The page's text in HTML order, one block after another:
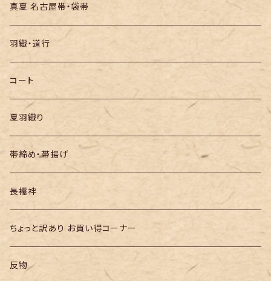
絞りの浴衣
名古屋帯
袋帯
半幅帯
真夏 名古屋帯・袋帯
羽織・道行
コート
夏羽織り
帯締め・帯揚げ
長襦袢
ちょっと訳あり お買い得コーナー
反物